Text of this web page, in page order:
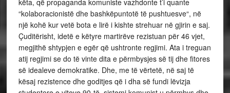
këta, që propaganda komuniste vazhdonte t’i quante
“kolaboracionistë dhe bashkëpuntotë të pushtuesve“, në
një kohë kur vetë bota e lirë i kishte strehuar në gjirin e saj.
Çuditërisht, idetë e këtyre martirëve rezistuan për 46 vjet,
megjithë shtypjen e egër që ushtronte regjimi. Ata i treguan
atij regjimi se do të vinte dita e përmbysjes së tij dhe fitores
së idealeve demokratike. Dhe, me të vërtetë, në saj të
kësaj rezistence dhe goditjes që i dha së fundi lëvizja